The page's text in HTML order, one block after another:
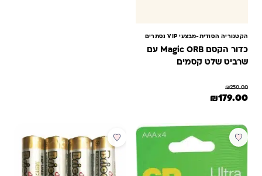
הקטגוריה הסודית-מבצעי VIP נסתרים
כדור הקסם Magic ORB עם
שרביט שלט קסמים
₪250.00
המחיר המקורי היה: ₪250.00.
₪179.00